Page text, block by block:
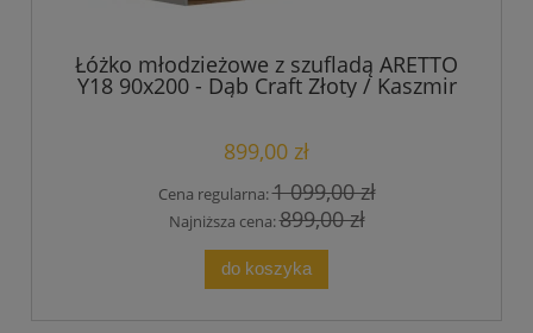
Łóżko młodzieżowe z szufladą ARETTO
Y18 90x200 - Dąb Craft Złoty / Kaszmir
899,00 zł
Cena regularna:1 099,00 zł
Najniższa cena:899,00 zł
do koszyka